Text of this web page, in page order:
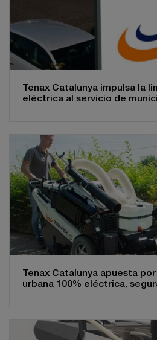
Tenax Catalunya impulsa la
eléctrica al servicio de
Tenax Catalunya apuesta
urbana 100% eléctrica,